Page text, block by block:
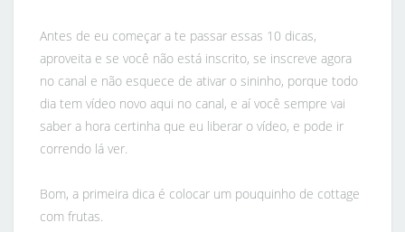
Antes de eu começar a te passar essas 10 dicas,
aproveita e se você não está inscrito, se inscreve agora
no canal e não esquece de ativar o sininho, porque todo
dia tem vídeo novo aqui no canal, e aí você sempre vai
saber a hora certinha que eu liberar o vídeo, e pode ir
correndo lá ver.
Bom, a primeira dica é colocar um pouquinho de cottage
com frutas.